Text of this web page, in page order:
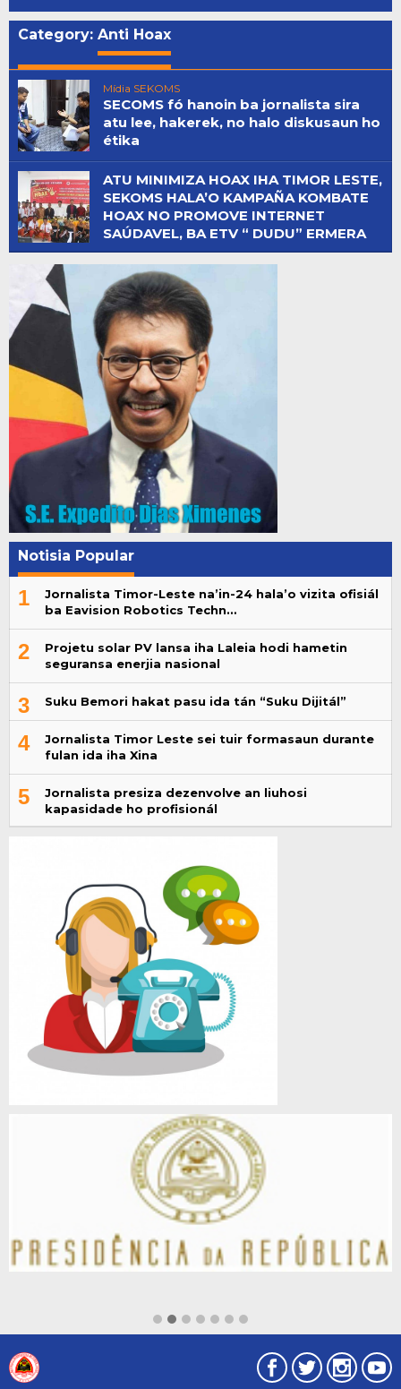
Category: Anti Hoax
Mídia SEKOMS
SECOMS fó hanoin ba jornalista sira
atu lee, hakerek, no halo diskusaun ho
étika
ATU MINIMIZA HOAX IHA TIMOR LESTE,
SEKOMS HALA’O KAMPAÑA KOMBATE
HOAX NO PROMOVE INTERNET
SAÚDAVEL, BA ETV “ DUDU” ERMERA
Notisia Popular
1
Jornalista Timor-Leste na’in-24 hala’o vizita ofisiál
ba Eavision Robotics Techn…
2
Projetu solar PV lansa iha Laleia hodi hametin
seguransa enerjia nasional
3 Suku Bemori hakat pasu ida tán “Suku Dijitál”
4
Jornalista Timor Leste sei tuir formasaun durante
fulan ida iha Xina
5
Jornalista presiza dezenvolve an liuhosi
kapasidade ho profisionál